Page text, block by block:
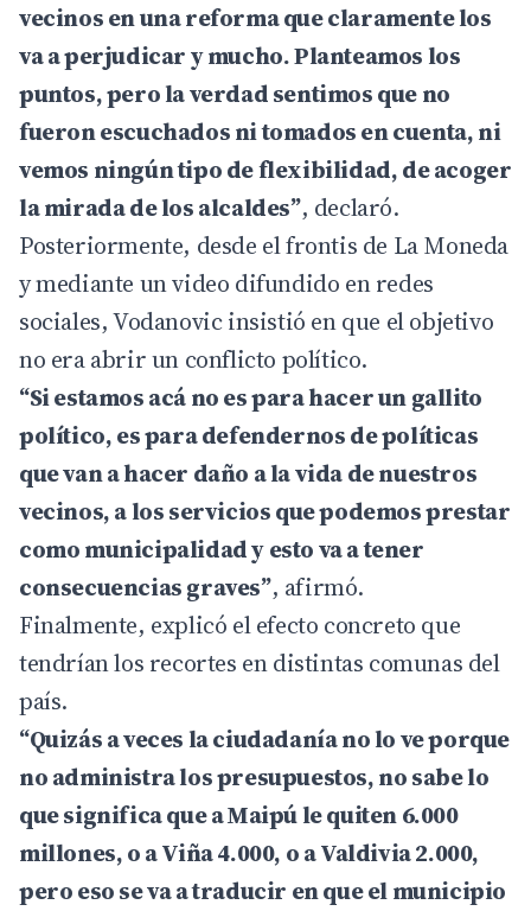
vecinos en una reforma que claramente los
va a perjudicar y mucho. Planteamos los
puntos, pero la verdad sentimos que no
fueron escuchados ni tomados en cuenta, ni
vemos ningún tipo de flexibilidad, de acoger
la mirada de los alcaldes”, declaró.
Posteriormente, desde el frontis de La Moneda
y mediante un video difundido en redes
sociales, Vodanovic insistió en que el objetivo
no era abrir un conflicto político.
“Si estamos acá no es para hacer un gallito
político, es para defendernos de políticas
que van a hacer daño a la vida de nuestros
vecinos, a los servicios que podemos prestar
como municipalidad y esto va a tener
consecuencias graves”, afirmó.
Finalmente, explicó el efecto concreto que
tendrían los recortes en distintas comunas del
país.
“Quizás a veces la ciudadanía no lo ve porque
no administra los presupuestos, no sabe lo
que significa que a Maipú le quiten 6.000
millones, o a Viña 4.000, o a Valdivia 2.000,
pero eso se va a traducir en que el municipio